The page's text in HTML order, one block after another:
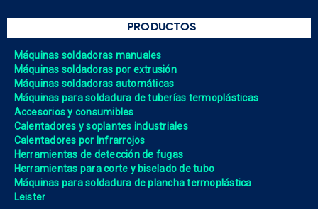
PRODUCTOS
Máquinas soldadoras manuales
Máquinas soldadoras por extrusión
Máquinas soldadoras automáticas
Máquinas para soldadura de tuberías termoplásticas
Accesorios y consumibles
Calentadores y soplantes industriales
Calentadores por Infrarrojos
Herramientas de detección de fugas
Herramientas para corte y biselado de tubo
Máquinas para soldadura de plancha termoplástica
Leister